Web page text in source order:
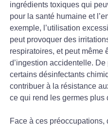
ingrédients toxiques qui
pour la santé humaine et
exemple, l’utilisation
peut provoquer des
respiratoires, et peut même
d’ingestion accidentelle. De
certains désinfectants
contribuer à la résistance
ce qui rend les germes plus
Face à ces préoccupations,